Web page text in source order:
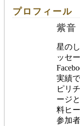
プロフィール
紫音
星の
ッセ
実績
ピリ
ージ
料ヒ
参加